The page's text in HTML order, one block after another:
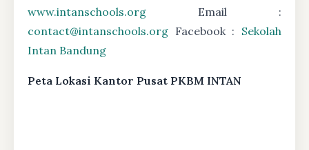
www.intanschools.org Email :
contact@intanschools.org Facebook : Sekolah
Intan Bandung
Peta Lokasi Kantor Pusat PKBM INTAN